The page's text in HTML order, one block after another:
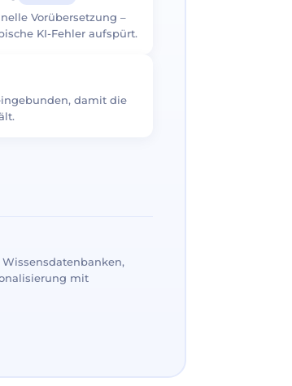
Vorübersetzung –
KI-Fehler aufspürt.
damit die
mit